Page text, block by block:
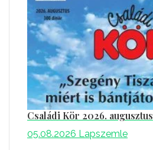
Családi Kör 2026. augusztus
05.08.2026 Lapszemle